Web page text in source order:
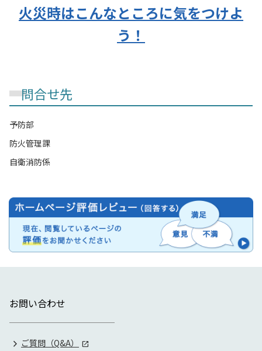
火災時はこんなところに気をつけよ
う！
問合せ先
予防部
防火管理課
自衛消防係
お問い合わせ
ご質問（Q&A）